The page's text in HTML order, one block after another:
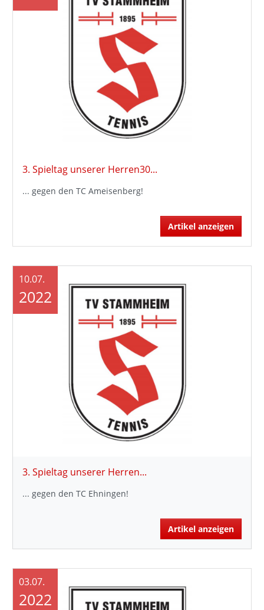
3. Spieltag unserer Herren30...
... gegen den TC Ameisenberg!
Artikel anzeigen
3. Spieltag unserer Herren...
... gegen den TC Ehningen!
Artikel anzeigen
10.07.
2022
03.07.
2022